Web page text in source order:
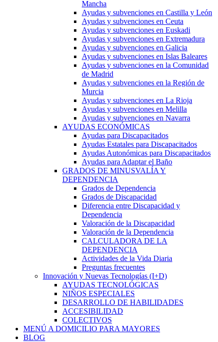
Mancha
Ayudas y subvenciones en Castilla y León
Ayudas y subvenciones en Ceuta
Ayudas y subvenciones en Euskadi
Ayudas y subvenciones en Extremadura
Ayudas y subvenciones en Galicia
Ayudas y subvenciones en Islas Baleares
Ayudas y subvenciones en la Comunidad
de Madrid
Ayudas y subvenciones en la Región de
Murcia
Ayudas y subvenciones en La Rioja
Ayudas y subvenciones en Melilla
Ayudas y subvenciones en Navarra
AYUDAS ECONÓMICAS
Ayudas para Discapacitados
Ayudas Estatales para Discapacitados
Ayudas Autonómicas para Discapacitados
Ayudas para Adaptar el Baño
GRADOS DE MINUSVALÍA Y
DEPENDENCIA
Grados de Dependencia
Grados de Discapacidad
Diferencia entre Discapacidad y
Dependencia
Valoración de la Discapacidad
Valoración de la Dependencia
CALCULADORA DE LA
DEPENDENCIA
Actividades de la Vida Diaria
Preguntas frecuentes
Innovación y Nuevas Tecnologías (I+D)
AYUDAS TECNOLÓGICAS
NIÑOS ESPECIALES
DESARROLLO DE HABILIDADES
ACCESIBILIDAD
COLECTIVOS
MENÚ A DOMICILIO PARA MAYORES
BLOG